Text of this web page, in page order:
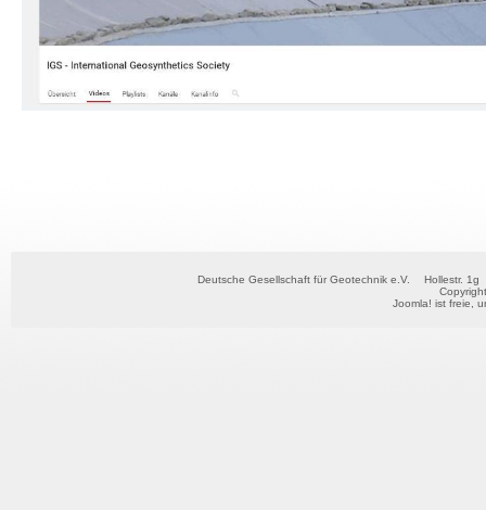
Deutsche Gesellschaft für Geotechnik e.V.
Hollestr. 1g
Joomla! ist freie,